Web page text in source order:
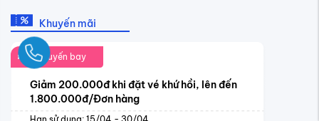
Khuyến mãi
Chuyến bay
Giảm 200.000đ khi đặt vé khứ hồi, lên đến
1.800.000đ/Đơn hàng